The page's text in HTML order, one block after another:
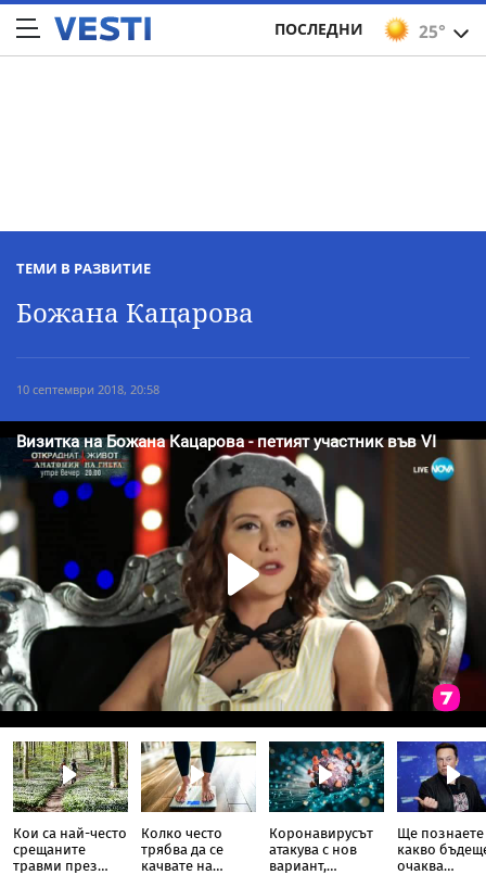
25°
ПОСЛЕДНИ
ТЕМИ В РАЗВИТИЕ
Божана Кацарова
10 септември 2018, 20:58
Кои са най-често
срещаните
травми през
Колко често
трябва да се
качвате на
Коронавирусът
атакува с нов
вариант,
Ще познаете
какво
очаква